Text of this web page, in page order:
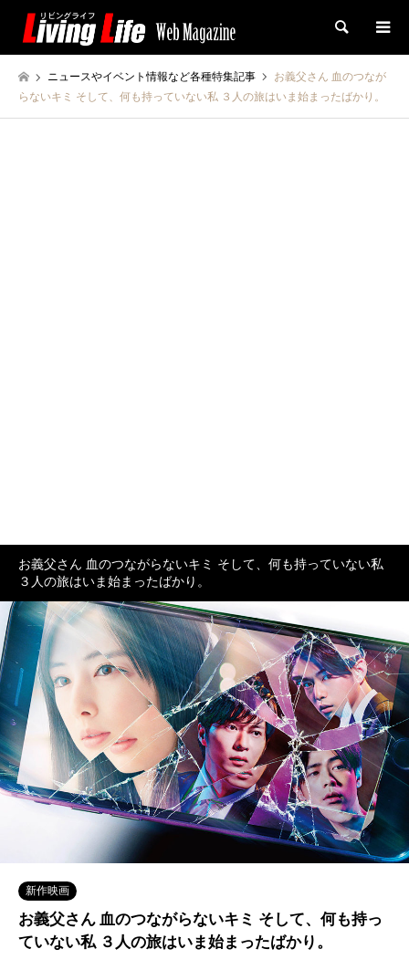
検索
ニュースやイベント情報など各種特集記事
お義父さん 血のつなが
らないキミ そして、何も持っていない私 ３人の旅はいま始まったばかり。
お義父さん 血のつながらないキミ そして、何も持っていない私
３人の旅はいま始まったばかり。
新作映画
お義父さん 血のつながらないキミ そして、何も持っ
ていない私 ３人の旅はいま始まったばかり。